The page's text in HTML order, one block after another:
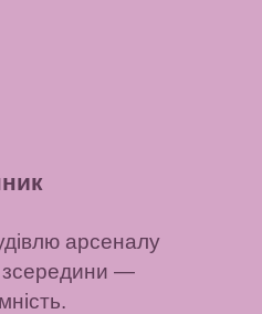
арсеналу
—